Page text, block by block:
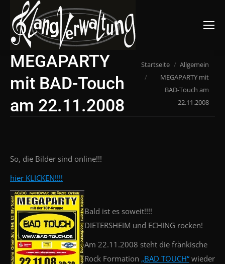
Suchen:
MEGAPARTY
mit BAD-Touch
am 22.11.2008
Du bist hier:
Startseite
Allgemein
MEGAPARTY mit
BAD-Touch am
22.11.2008
So, die Bilder sind online!!!
hier KLICKEN!!!!
Bald ist es soweit!!!!
DIETERSHEIM und ECHING rocken!
Am 22.11.2008 steht die fränkische
Rock Formation „BAD TOUCH“ wieder